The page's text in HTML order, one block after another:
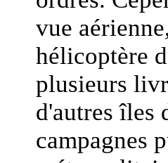
vue
hélicoptère
plusieurs
d'autres îles
campagnes